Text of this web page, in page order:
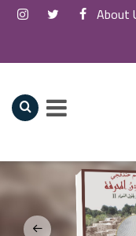
About